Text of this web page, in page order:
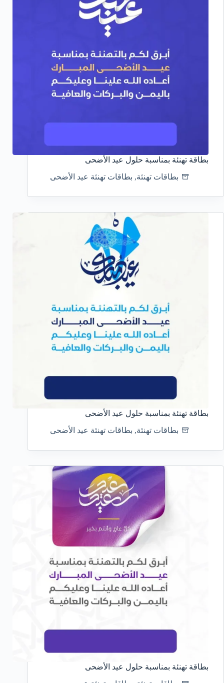
بطاقة تهنئة بمناسبة حلول عيد الأضحى
بطاقات تهنئة, بطاقات تهنئة عيد الأضحى
بطاقة تهنئة بمناسبة حلول عيد الأضحى
بطاقات تهنئة, بطاقات تهنئة عيد الأضحى
بطاقة تهنئة بمناسبة حلول عيد الأضحى